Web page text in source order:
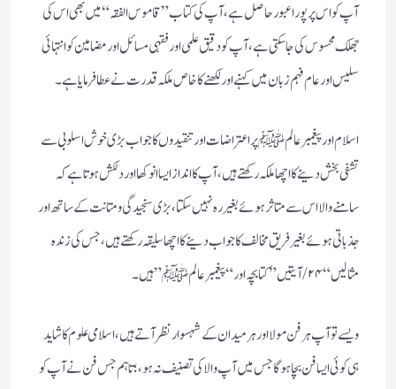
آپ كو اس پر پورا عبور حاصل ہے،آپ كی كتاب ”قاموس الفقہ “ میں بھی ا س كی
جھلك محسوس كی جاسكتی ہے ،آپ كو دقیق علمی اور فقہی مسائل اور مضامین كو انتہائی
سلیس اور عام فہم زبان میں كہنے اور لكھنے كا خاص ملكہ قدرت نے عطا فرمایا ہے ۔
اسلام اور پیغمبر عالم ﷺ پر اعتراضات اور تنقیدوں كا جواب بڑی خوش اسلوبی سے
تشفی بخش دینے كا اچھا ملكہ ركھتے ہیں، آپ كا انداز ایسا انوكھا اور دلكش ہوتا ہے كہ
سامنے والا اس سے متاثر ہوئے بغیر رہ نہیں سكتا ، بڑی سنجیدگی ومتانت كے ساتھ اور
جذباتی ہوئے بغیر فریق مخالف كا جواب دینے كا اچھا سلیقہ ركھتے ہیں ، جس كی زندہ
مثالیں “۲۴ / آیتیں ” كتابچہ اور “پیغمبر عالم ﷺ”ہیں ۔
ویسے تو آپ ہرفن مولا اور ہر میدان كے شہسوار نظر آتے ہیں ،اسلامی علوم كا شاید
ہی كوئی ایسا فن بچا ہوگا جس میں آپ والا كی تصنیف نہ ہو ، ؛ تاہم جس فن نے آپ كو